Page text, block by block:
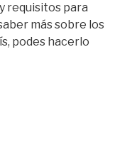
requisitos para
más sobre los
podes hacerlo